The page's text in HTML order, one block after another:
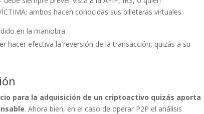
ambos hacen conocidas sus billeteras virtuales:
en la maniobra
hacer efectiva la reversión de la transacción, quizás a su
para la adquisición de un criptoactivo quizás aporta
. Ahora bien, en el caso de operar P2P el análisis